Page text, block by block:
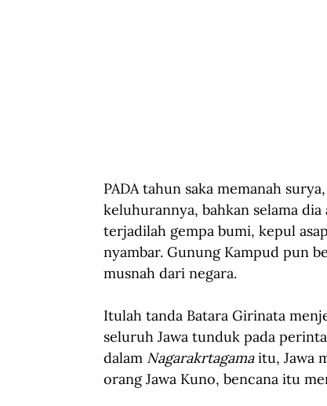
PADA tahun saka memanah
keluhurannya, bahkan selama
terjadilah gempa bumi, kepul
nyambar. Gunung Kampud pun
musnah dari negara.
Itulah tanda Batara Girinata
seluruh Jawa tunduk pada
dalam Nagarakrtagama itu, Jawa
orang Jawa Kuno, bencana itu